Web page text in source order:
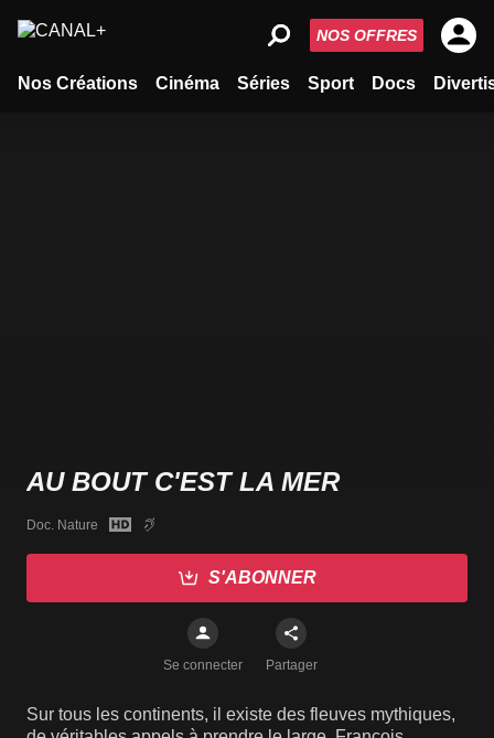
Nos Créations Cinéma Séries Sport Docs
NOS OFFRES
AU BOUT C'EST LA MER
Doc. Nature
S'ABONNER
Se connecter Partager
Sur tous les continents, il existe des fleuves mythiques,